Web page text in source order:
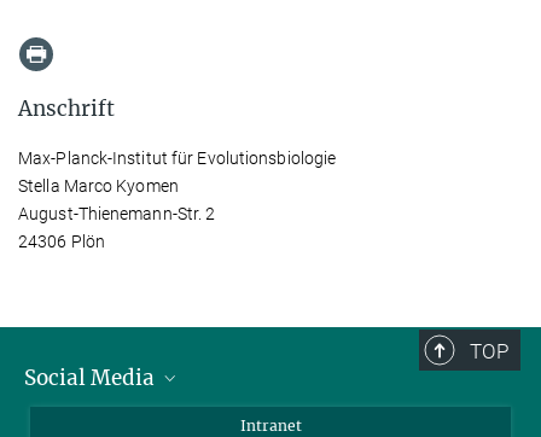
Anschrift
Max-Planck-Institut für Evolutionsbiologie
Stella Marco Kyomen
August-Thienemann-Str. 2
24306 Plön
TOP
Social Media
Intranet